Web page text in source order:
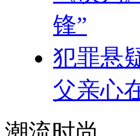
锋”
犯罪悬
父亲心